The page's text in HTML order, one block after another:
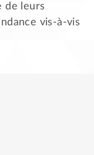
de leurs
vis-à-vis